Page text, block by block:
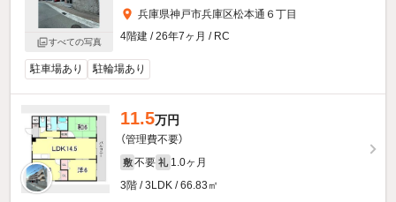
すべての写真
兵庫県神戸市兵庫区松本通６丁目
4階建 / 26年7ヶ月 / RC
駐車場あり 駐輪場あり
11.5万円
（管理費不要）
敷 不要 礼 1.0ヶ月
3階 / 3LDK / 66.83㎡